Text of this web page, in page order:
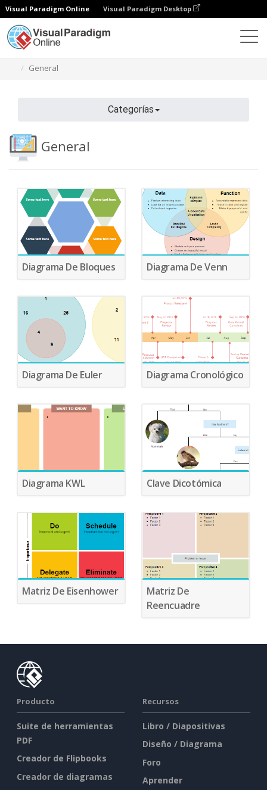
Visual Paradigm Online Visual Paradigm Desktop
General
Categorías
General
Diagrama De Bloques Diagrama De Venn
Diagrama De Euler Diagrama Cronológico
Diagrama KWL Clave Dicotómica
Matriz De Eisenhower
Matriz De
Reencuadre
Producto
Suite de herramientas
PDF
Creador de Flipbooks
Creador de diagramas
Recursos
Libro / Diapositivas
Diseño / Diagrama
Foro
Aprender